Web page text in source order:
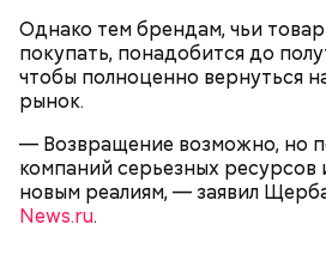
Однако тем брендам, чьи
покупать, понадобится до
чтобы полноценно вернуться
рынок.
— Возвращение возможно, но
компаний серьезных ресурсов
новым реалиям, — заявил
News.ru.
Праздник любви